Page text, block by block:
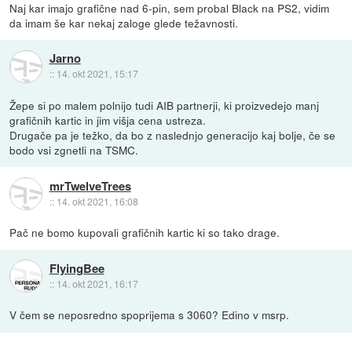
Naj kar imajo grafične nad 6-pin, sem probal Black na PS2, vidim
da imam še kar nekaj zaloge glede težavnosti.
Jarno
:: 14. okt 2021, 15:17
Žepe si po malem polnijo tudi AIB partnerji, ki proizvedejo manj
grafičnih kartic in jim višja cena ustreza.
Drugače pa je težko, da bo z naslednjo generacijo kaj bolje, če se
bodo vsi zgnetli na TSMC.
mrTwelveTrees
:: 14. okt 2021, 16:08
Pač ne bomo kupovali grafičnih kartic ki so tako drage.
FlyingBee
:: 14. okt 2021, 16:17
V čem se neposredno spoprijema s 3060? Edino v msrp.